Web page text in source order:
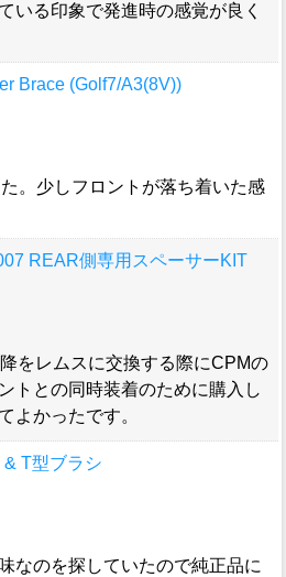
いる印象で発進時の感覚が良く
Brace (Golf7/A3(8V))
。少しフロントが落ち着いた感
REAR側専用スペーサーKIT
をレムスに交換する際にCPMの
トとの同時装着のために購入し
よかったです。
T型ブラシ
なのを探していたので純正品に